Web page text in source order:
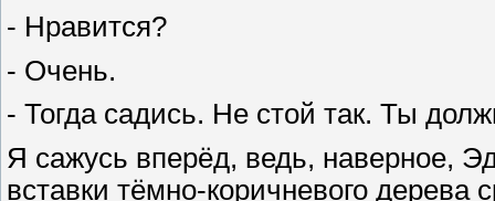
- Нравится?
- Очень.
- Тогда садись. Не стой так. Ты
Я сажусь вперёд, ведь, наверное,
вставки тёмно-коричневого